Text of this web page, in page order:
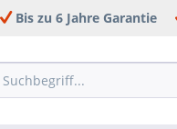
Bis zu 6 Jahre Garantie